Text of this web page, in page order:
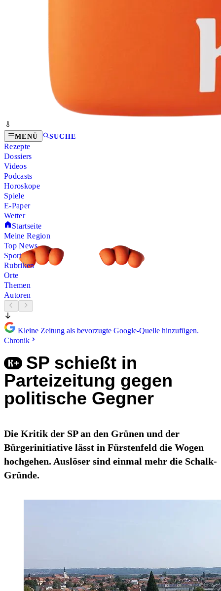
MENÜ SUCHE
Rezepte
Dossiers
Videos
Podcasts
Horoskope
Spiele
E-Paper
Wetter
Startseite
Meine Region
Top News
Sport
Rubriken
Orte
Themen
Autoren
Kleine Zeitung als bevorzugte Google-Quelle hinzufügen.
Chronik
SP schießt in
Parteizeitung gegen
politische Gegner
Die Kritik der SP an den Grünen und der
Bürgerinitiative lässt in Fürstenfeld die Wogen
hochgehen. Auslöser sind einmal mehr die Schalk-
Gründe.